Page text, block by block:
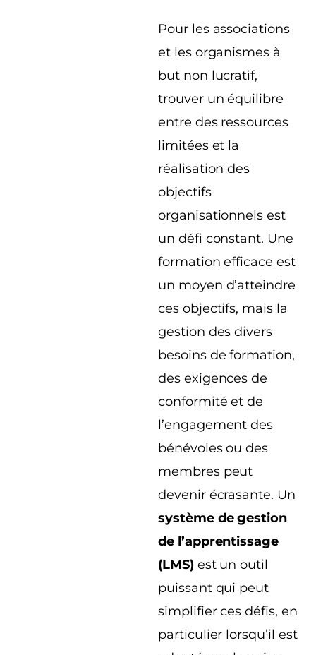
Pour les associations
et les organismes à
but non lucratif,
trouver un équilibre
entre des ressources
limitées et la
réalisation des
objectifs
organisationnels est
un défi constant. Une
formation efficace est
un moyen d’atteindre
ces objectifs, mais la
gestion des divers
besoins de formation,
des exigences de
conformité et de
l’engagement des
bénévoles ou des
membres peut
devenir écrasante. Un
système de gestion
de l’apprentissage
(LMS) est un outil
puissant qui peut
simplifier ces défis, en
particulier lorsqu’il est